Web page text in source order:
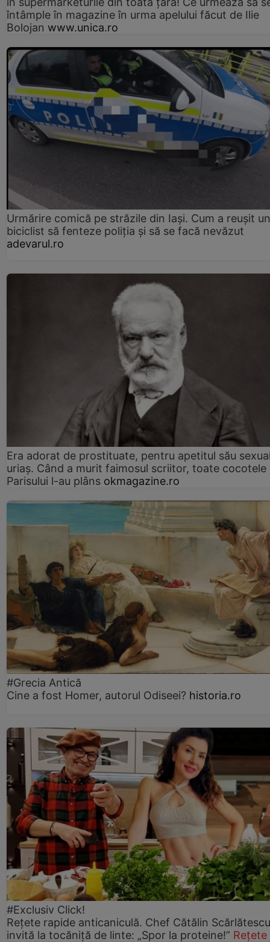
întâmple în magazine în urma apelului făcut de Ilie
Bolojan www.unica.ro
Urmărire comică pe străzile din Iași. Cum a reușit un
biciclist să fenteze poliția și să se facă nevăzut
adevarul.ro
Era adorat de prostituate, pentru apetitul său
uriaș. Când a murit faimosul scriitor, toate cocotele
Parisului l-au plâns okmagazine.ro
#Grecia Antică
Cine a fost Homer, autorul Odiseei? historia.ro
#Exclusiv Click!
Rețete rapide anticaniculă. Chef Cătălin
invită la tocăniță de linte: „Spor la proteine!” Rețete